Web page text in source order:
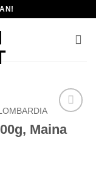
wishlist
Maina